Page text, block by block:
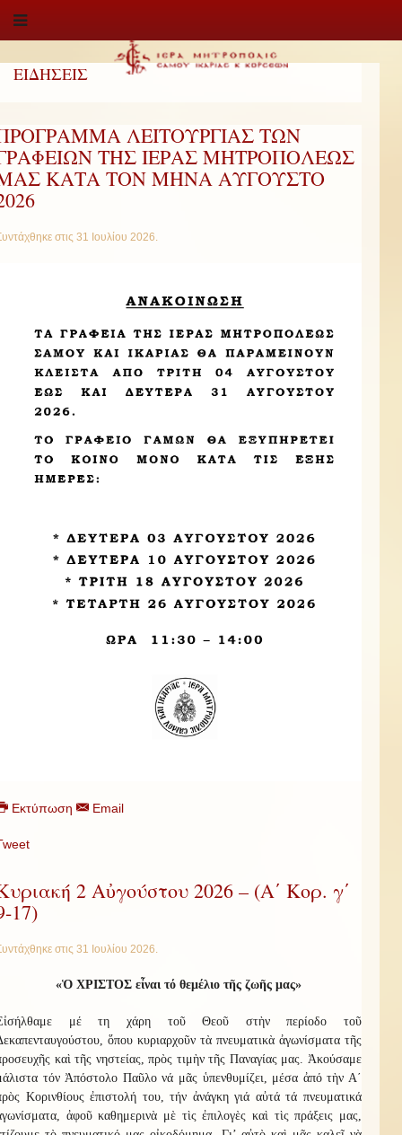
ΕΙΔΗΣΕΙΣ
ΛΕΙΤΟΥΡΓΙΑΣ ΤΩΝ
ΤΗΣ ΙΕΡΑΣ ΜΗΤΡΟΠΟΛΕΩΣ
ΚΑΤΑ ΤΟΝ ΜΗΝΑ ΑΥΓΟΥΣΤΟ
στις 31 Ιουλίου 2026.
Εκτύπωση Email
2 Αὐγούστου 2026 – (Α΄ Κορ. γ΄
17)
στις 31 Ιουλίου 2026.
«Ὁ ΧΡΙΣΤΟΣ εἶναι τό θεμέλιο τῆς ζωῆς μας»
μέ τη χάρη τοῦ Θεοῦ στὴν περίοδο τοῦ
ὅπου κυριαρχοῦν τὰ πνευματικὰ ἀγωνίσματα τῆς
καὶ τῆς νηστείας, πρὸς τιμὴν τῆς Παναγίας μας. Ἀκούσαμε
τόν Ἀπόστολο Παῦλο νά μᾶς ὑπενθυμίζει, μέσα ἀπό τὴν Α΄
Κορινθίους ἐπιστολή του, τήν ἀνάγκη γιά αὐτά τά πνευματικά
ἀφοῦ καθημερινὰ μὲ τὶς ἐπιλογὲς καὶ τὶς πράξεις μας,